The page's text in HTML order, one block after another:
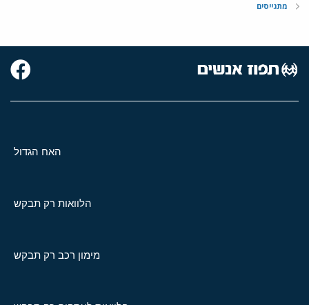
מתגייסים
האח הגדול
הלוואות רק תבקש
מימון רכב רק תבקש